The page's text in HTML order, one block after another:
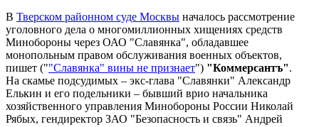
В Тверском районном суде Москвы началось рассмотрение
уголовного дела о многомиллионных хищениях средств
Минобороны через ОАО "Славянка", обладавшее
монопольным правом обслуживания военных объектов,
пишет (""Славянка" вины не признает") "Коммерсантъ".
На скамье подсудимых – экс-глава "Славянки" Александр
Елькин и его подельники – бывший врио начальника
хозяйственного управления Минобороны России Николай
Рябых, гендиректор ЗАО "Безопасность и связь" Андрей